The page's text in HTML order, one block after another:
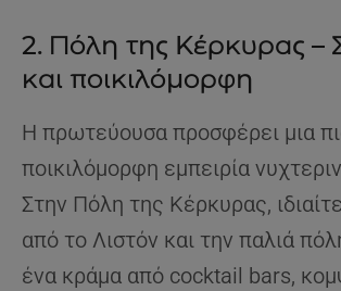
2. Πόλη της Κέρκυρας –
και ποικιλόμορφη
Η πρωτεύουσα προσφέρει μια
ποικιλόμορφη εμπειρία
Στην Πόλη της Κέρκυρας,
από το Λιστόν και την παλιά
ένα κράμα από cocktail bars,